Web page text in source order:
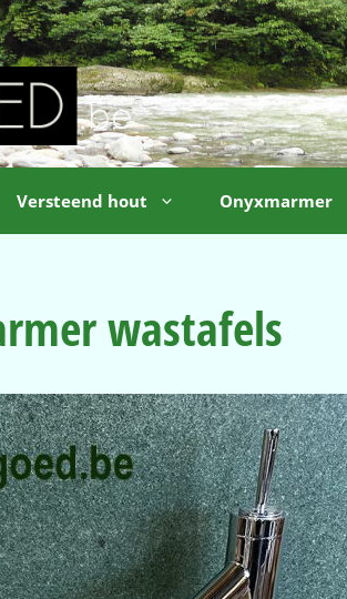
Versteend hout Onyxmarmer
wastafels